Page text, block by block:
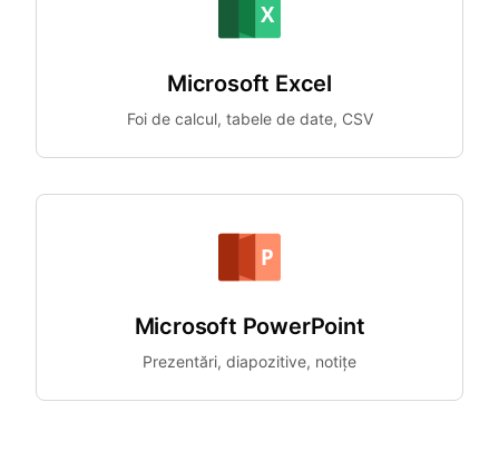
Microsoft Excel
Foi de calcul, tabele de date, CSV
Microsoft PowerPoint
Prezentări, diapozitive, notițe